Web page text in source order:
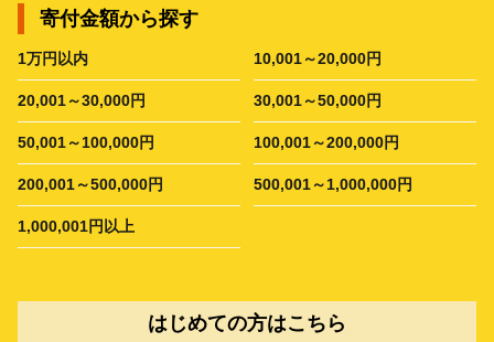
寄付金額から探す
1万円以内 10,001～20,000円
20,001～30,000円 30,001～50,000円
50,001～100,000円 100,001～200,000円
200,001～500,000円 500,001～1,000,000円
1,000,001円以上
はじめての方はこちら